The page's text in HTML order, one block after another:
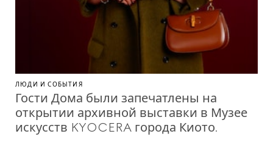
ЛЮДИ И СОБЫТИЯ
Гости Дома были запечатлены на
открытии архивной выставки в Музее
искусств KYOCERA города Киото.